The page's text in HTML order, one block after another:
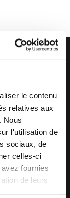
Ce
lien
le contenu
relatives aux
Nous
l'utilisation de
sociaux, de
celles-ci
fournies
de leurs